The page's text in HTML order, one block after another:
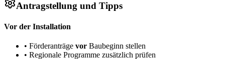
Antragstellung und Tipps
Vor der Installation
• Förderanträge vor Baubeginn stellen
• Regionale Programme zusätzlich prüfen